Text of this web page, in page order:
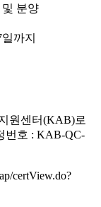
분양
까지
원센터(KAB)로
번호 : KAB-QC-
certView.do?